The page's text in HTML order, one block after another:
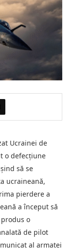
Ucrainei de
o defecţiune
să se
ucraineană,
pierdere a
a început să
o
de pilot
al armatei